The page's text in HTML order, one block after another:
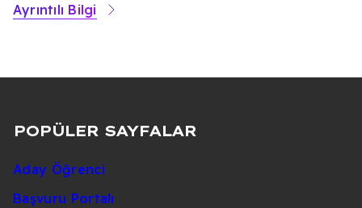
Ayrıntılı Bilgi
POPÜLER SAYFALAR
Aday Öğrenci
Başvuru Portalı